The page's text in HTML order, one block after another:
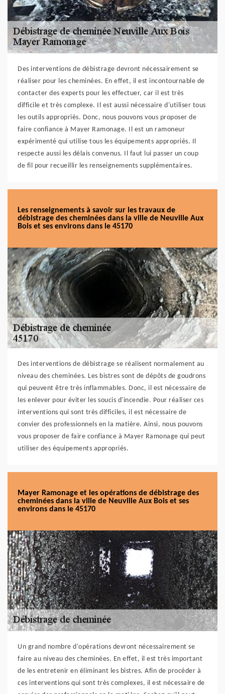
Des interventions de débistrage devront nécessairement se
réaliser pour les cheminées. En effet, il est incontournable de
contacter des experts pour les effectuer, car il est très
difficile et très complexe. Il est aussi nécessaire d'utiliser tous
les outils appropriés. Donc, nous pouvons vous proposer de
faire confiance à Mayer Ramonage. Il est un ramoneur
expérimenté qui utilise tous les équipements appropriés. Il
respecte aussi les délais convenus. Il faut lui passer un coup
de fil pour recueillir les renseignements supplémentaires.
Les renseignements à savoir sur les travaux de
débistrage des cheminées dans la ville de Neuville Aux
Bois et ses environs dans le 45170
Des interventions de débistrage se réalisent normalement au
niveau des cheminées. Les bistres sont de dépôts de goudrons
qui peuvent être très inflammables. Donc, il est nécessaire de
les enlever pour éviter les soucis d'incendie. Pour réaliser ces
interventions qui sont très difficiles, il est nécessaire de
convier des professionnels en la matière. Ainsi, nous pouvons
vous proposer de faire confiance à Mayer Ramonage qui peut
utiliser des équipements appropriés.
Mayer Ramonage et les opérations de débistrage des
cheminées dans la ville de Neuville Aux Bois et ses
environs dans le 45170
Un grand nombre d'opérations devront nécessairement se
faire au niveau des cheminées. En effet, il est très important
de les entretenir en éliminant les bistres. Afin de procéder à
ces interventions qui sont très complexes, il est nécessaire de